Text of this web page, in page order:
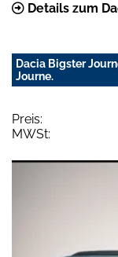
Details zum
Dacia Bigster
Journe.
Preis:
MWSt: